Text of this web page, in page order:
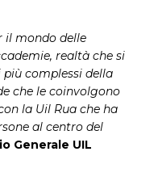
il mondo delle
realtà che si
complessi della
che le coinvolgono
la Uil Rua che ha
al centro del
Generale UIL